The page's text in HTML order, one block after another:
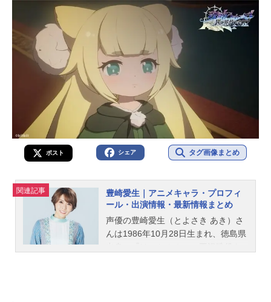
ポスト シェア タグ画像まとめ
関連記事
豊崎愛生｜アニメキャラ・プロフィ
ール・出演情報・最新情報まとめ
声優の豊崎愛生（とよさき あき）さ
んは1986年10月28日生まれ、徳島県